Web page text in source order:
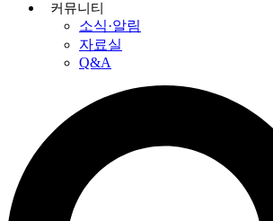
커뮤니티
소식·알림
자료실
Q&A